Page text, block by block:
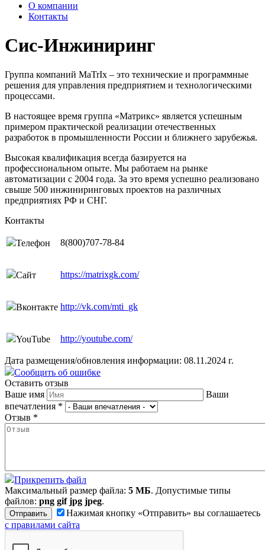
О компании
Контакты
Сис-Инжиниринг
Группа компаний MaTrIx – это технические и программные
решения для управления предприятием и технологическими
процессами.
В настоящее время группа «Матрикс» является успешным
примером практической реализации отечественных
разработок в промышленности России и ближнего зарубежья.
Высокая квалификация всегда базируется на
профессиональном опыте. Мы работаем на рынке
автоматизации с 2004 года. За это время успешно реализовано
свыше 500 инжиниринговых проектов на различных
предприятиях РФ и СНГ.
Контакты
Телефон 8(800)707-78-84
Сайт https://matrixgk.com/
Вконтакте http://vk.com/mti_gk
YouTube http://youtube.com/
Дата размещения/обновления информации: 08.11.2024 г.
Сообщить об ошибке
Оставить отзыв
Ваше имя
Ваши
впечатления *
Отзыв *
Прикрепить файл
Максимальный размер файла: 5 МБ. Допустимые типы
файлов: png gif jpg jpeg.
Нажимая кнопку «Отправить» вы соглашаетесь
с правилами сайта